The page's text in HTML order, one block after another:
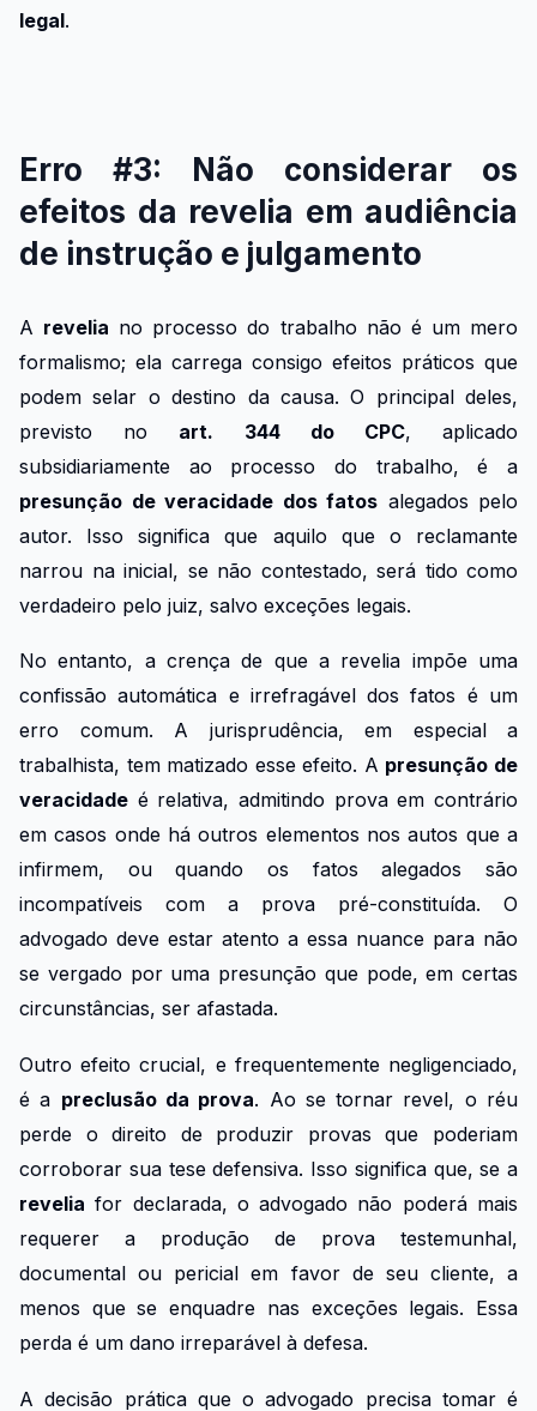
legal.
Erro #3: Não considerar os
efeitos da revelia em audiência
de instrução e julgamento
A revelia no processo do trabalho não é um mero
formalismo; ela carrega consigo efeitos práticos que
podem selar o destino da causa. O principal deles,
previsto no art. 344 do CPC, aplicado
subsidiariamente ao processo do trabalho, é a
presunção de veracidade dos fatos alegados pelo
autor. Isso significa que aquilo que o reclamante
narrou na inicial, se não contestado, será tido como
verdadeiro pelo juiz, salvo exceções legais.
No entanto, a crença de que a revelia impõe uma
confissão automática e irrefragável dos fatos é um
erro comum. A jurisprudência, em especial a
trabalhista, tem matizado esse efeito. A presunção de
veracidade é relativa, admitindo prova em contrário
em casos onde há outros elementos nos autos que a
infirmem, ou quando os fatos alegados são
incompatíveis com a prova pré-constituída. O
advogado deve estar atento a essa nuance para não
se vergado por uma presunção que pode, em certas
circunstâncias, ser afastada.
Outro efeito crucial, e frequentemente negligenciado,
é a preclusão da prova. Ao se tornar revel, o réu
perde o direito de produzir provas que poderiam
corroborar sua tese defensiva. Isso significa que, se a
revelia for declarada, o advogado não poderá mais
requerer a produção de prova testemunhal,
documental ou pericial em favor de seu cliente, a
menos que se enquadre nas exceções legais. Essa
perda é um dano irreparável à defesa.
A decisão prática que o advogado precisa tomar é